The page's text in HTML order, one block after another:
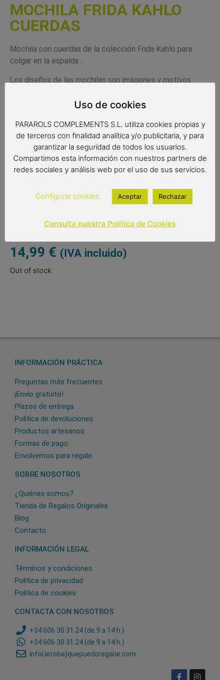
MOCHILA FRIDA KAHLO
CUERDAS
Mochila con cuerdas de la colección Frida Kahlo para
colgar en la espalda .
Los diseños de las mochilas son imágenes y motivos
El material de fabricación de estas bolsas es poliéster y
para la sujeción tiene cuerdas que también sirven para
ajustar la bolsa.
Una bolsa resistente multiuso para llevar en la espalda.
Muy cómoda para la compra, dar un paseo, para el trabajo
Un complemento de moda práctico y original.
Medidas: 52×42
14,99 € (IVA incluido)
Out of stock
INFORMACIÓN PRÁCTICA
Preguntas más frecuentes
¡Envío gratuito!
Plazos de entrega
Política de devoluciones
Productos artesanos
Formas de pago
Envolvemos para regalo
SOBRE NOSOTROS
¿Quiénes somos?
Tienda de Regalos Originales
Blog
Contacto
INFORMACIÓN LEGAL
Términos y condiciones
Política de privacidad
Política de cookies
CONTACTA CON NOSOTROS
+34 606 30 31 24 (de 9 a 14 h.)
+34 606 30 31 24 (de 9 a 14 h.)
info(arroba)quepuedoregalar.com
Uso de cookies
PARAROLS COMPLEMENTS S.L. utiliza cookies propias y
de terceros con finalidad analítica y/o publicitaria, y para
garantizar la seguridad de todos los usuarios.
Compartimos esta información con nuestros partners de
redes sociales y análisis web por el uso de sus servicios.
Configurar cookies Aceptar Rechazar
Consulta nuestra Política de Cookies